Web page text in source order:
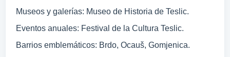
Museos y galerías: Museo de Historia de Teslic.
Eventos anuales: Festival de la Cultura Teslic.
Barrios emblemáticos: Brdo, Ocauš, Gomjenica.